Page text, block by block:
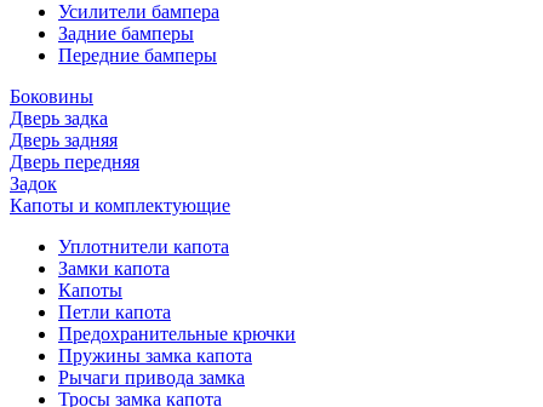
Усилители бампера
Задние бамперы
Передние бамперы
Боковины
Дверь задка
Дверь задняя
Дверь передняя
Задок
Капоты и комплектующие
Уплотнители капота
Замки капота
Капоты
Петли капота
Предохранительные крючки
Пружины замка капота
Рычаги привода замка
Тросы замка капота